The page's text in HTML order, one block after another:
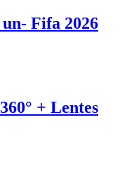
Fifa 2026
+ Lentes